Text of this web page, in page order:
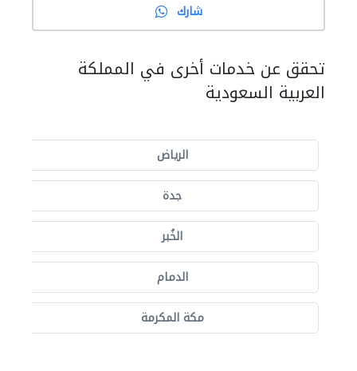
شارك
تحقق عن خدمات أخرى في المملكة
العربية السعودية
الرياض
جدة
الخُبر
الدمام
مكة المكرمة